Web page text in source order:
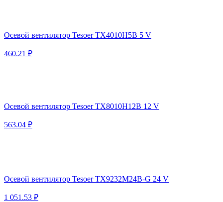
Осевой вентилятор Tesoer TX4010H5B 5 V
460.21 ₽
Осевой вентилятор Tesoer TX8010H12B 12 V
563.04 ₽
Осевой вентилятор Tesoer TX9232M24B-G 24 V
1 051.53 ₽